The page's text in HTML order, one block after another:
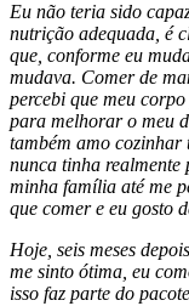
Eu não teria sido
nutrição adequada, é
que, conforme eu
mudava. Comer de
percebi que meu
para melhorar o meu
também amo cozinhar
nunca tinha realmente
minha família até me
que comer e eu gosto
Hoje, seis meses
me sinto ótima, eu
isso faz parte do